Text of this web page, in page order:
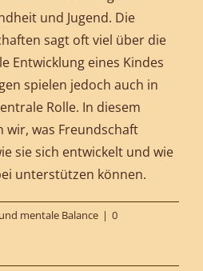
und Jugend. Die
sagt oft viel über die
Entwicklung eines Kindes
spielen jedoch auch in
Rolle. In diesem
wir, was Freundschaft
sie sich entwickelt und wie
unterstützen können.
mentale Balance | 0